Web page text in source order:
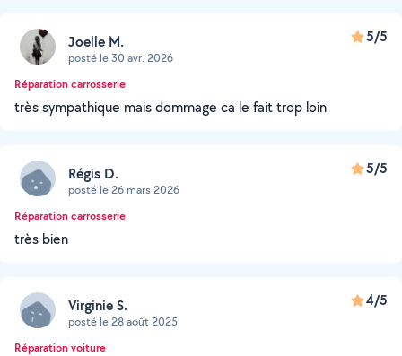
Joelle M.
posté le 30 avr. 2026
5/5
Réparation carrosserie
très sympathique mais dommage ca le fait trop loin
Régis D.
posté le 26 mars 2026
5/5
Réparation carrosserie
très bien
Virginie S.
posté le 28 août 2025
4/5
Réparation voiture